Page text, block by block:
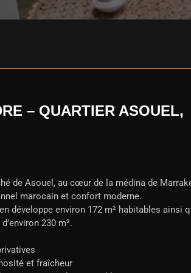
– QUARTIER ASOUEL,
de Asouel, au cœur de la médina de
marocain et confort moderne.
développe environ 172 m² habitables ainsi
230 m².
et fraîcheur